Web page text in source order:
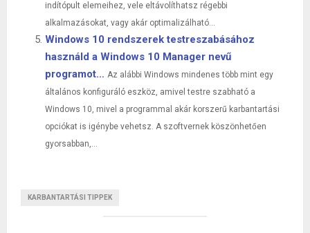
indítópult elemeihez, vele eltávolíthatsz régebbi
alkalmazásokat, vagy akár optimalizálható...
Windows 10 rendszerek testreszabásához
használd a Windows 10 Manager nevű
programot… Az alábbi Windows mindenes több mint egy
általános konfiguráló eszköz, amivel testre szabható a
Windows 10, mivel a programmal akár korszerű karbantartási
opciókat is igénybe vehetsz. A szoftvernek köszönhetően
gyorsabban,...
KARBANTARTÁSI TIPPEK